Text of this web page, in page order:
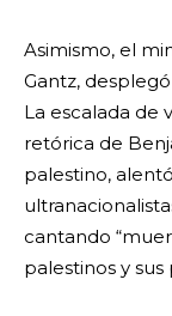
Asimismo, el
Gantz,
La escalada de
retórica de
palestino,
cantando
palestinos y